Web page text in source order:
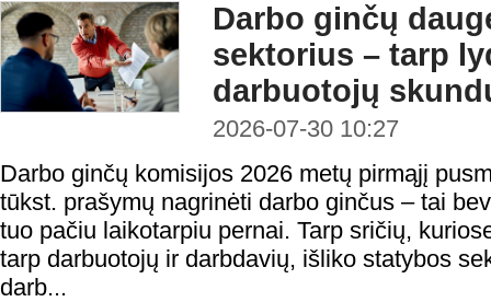
Darbo ginčų
sektorius – tarp
darbuotojų
2026-07-30 10:27
Darbo ginčų komisijos 2026 metų pirmąjį
tūkst. prašymų nagrinėti darbo ginčus – tai
tuo pačiu laikotarpiu pernai. Tarp sričių,
tarp darbuotojų ir darbdavių, išliko statybos
darb...